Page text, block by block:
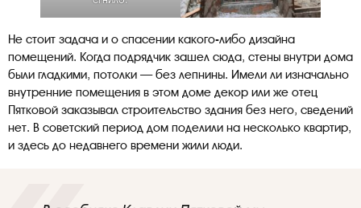
Не стоит задача и о спасении какого-либо дизайна
помещений. Когда подрядчик зашел сюда, стены внутри дома
были гладкими, потолки — без лепнины. Имели ли изначально
внутренние помещения в этом доме декор или же отец
Пятковой заказывал строительство здания без него, сведений
нет. В советский период дом поделили на несколько квартир,
и здесь до недавнего времени жили люди.